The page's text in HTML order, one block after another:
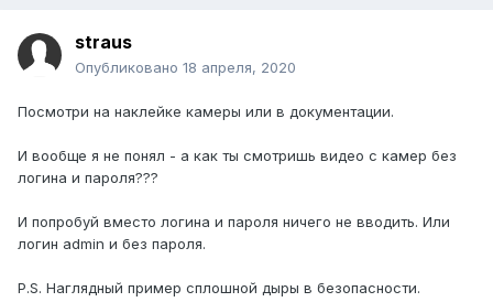
straus
Опубликовано 18 апреля, 2020
Посмотри на наклейке камеры или в документации.
И вообще я не понял - а как ты смотришь видео с камер без
логина и пароля???
И попробуй вместо логина и пароля ничего не вводить. Или
логин admin и без пароля.
P.S. Наглядный пример сплошной дыры в безопасности.